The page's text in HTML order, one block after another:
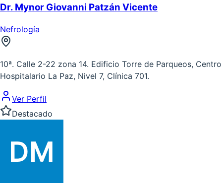
Dr. Mynor Giovanni Patzán Vicente
Nefrología
10ª. Calle 2-22 zona 14. Edificio Torre de Parqueos, Centro
Hospitalario La Paz, Nivel 7, Clínica 701.
Ver Perfil
Destacado